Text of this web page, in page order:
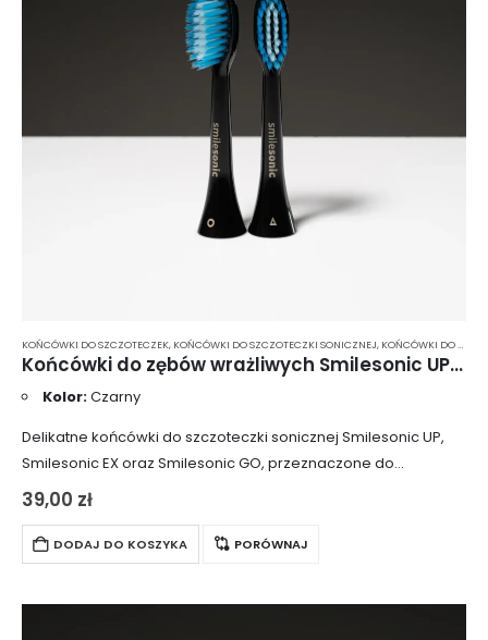
KOŃCÓWKI DO SZCZOTECZEK, KOŃCÓWKI DO SZCZOTECZKI SONICZNEJ, KOŃCÓWKI DO SZCZOTECZKI SONICZNEJ MIĘKKIE WŁOSIE
Końcówki do zębów wrażliwych Smilesonic UP/EX/GO SensiTouch 2 szt. – czarne
Kolor:Czarny
Delikatne końcówki do szczoteczki sonicznej Smilesonic UP,
Smilesonic EX oraz Smilesonic GO, przeznaczone do
codziennego mycia zębów wrażliwych. Główki końcówek
posiadają bardzo miękkie włosie, które zmienia kolor wraz ze
stopniowym…
39,00 zł
DODAJ DO KOSZYKA PORÓWNAJ